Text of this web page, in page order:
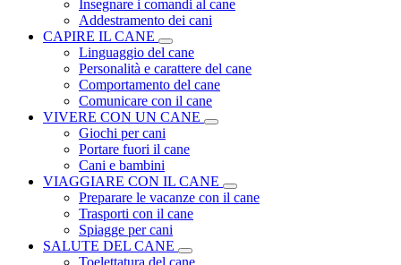
Insegnare i comandi al cane
Addestramento dei cani
CAPIRE IL CANE
Linguaggio del cane
Personalità e carattere del cane
Comportamento del cane
Comunicare con il cane
VIVERE CON UN CANE
Giochi per cani
Portare fuori il cane
Cani e bambini
VIAGGIARE CON IL CANE
Preparare le vacanze con il cane
Trasporti con il cane
Spiagge per cani
SALUTE DEL CANE
Toelettatura del cane